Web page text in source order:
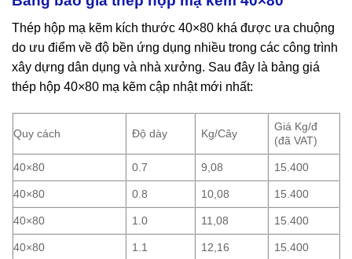
Thép hộp mạ kẽm kích thước 40×80 khá được ưa chuộng
do ưu điểm về độ bền ứng dụng nhiều trong các công trình
xây dựng dân dụng và nhà xưởng. Sau đây là bảng giá
thép hộp 40×80 mạ kẽm cập nhật mới nhất:
Quy cách Độ dày Kg/Cây
Giá Kg/đ
(đã VAT)
40×80 0.7 9,08 15.400
40×80 0.8 10,08 15.400
40×80 1.0 11,08 15.400
40×80 1.1 12,16 15.400